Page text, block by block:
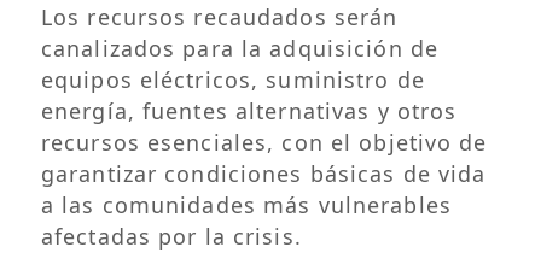
Los recursos recaudados serán
canalizados para la adquisición de
equipos eléctricos, suministro de
energía, fuentes alternativas y otros
recursos esenciales, con el objetivo de
garantizar condiciones básicas de vida
a las comunidades más vulnerables
afectadas por la crisis.